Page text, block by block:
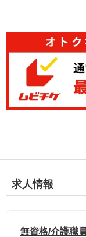
求人情報
無資格/介護職